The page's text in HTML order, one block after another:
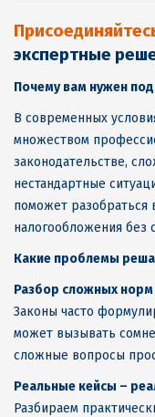
экспертные
Почему вам нужен
В современных
множеством
законодательстве,
нестандартные
поможет разобраться
налогообложения без
Какие проблемы
Разбор сложных норм
Законы часто
может вызывать
сложные вопросы
Реальные кейсы –
Разбираем